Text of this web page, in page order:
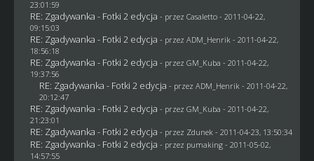
23:01:59
RE: Zgadywanka - Fotki 2 edycja - przez Casaletto- 2011-04-22,
09:15:03
RE: Zgadywanka - Fotki 2 edycja - przez ADM_Henrik - 2011-04-22,
18:56:18
RE: Zgadywanka - Fotki 2 edycja - przez GM_Kuba - 2011-04-22,
19:37:56
RE: Zgadywanka - Fotki 2 edycja - przez ADM_Henrik - 2011-04-22,
20:12:47
RE: Zgadywanka - Fotki 2 edycja - przez GM_Kuba - 2011-04-22,
21:23:01
RE: Zgadywanka - Fotki 2 edycja - przez Zdunek - 2011-04-23, 13:50:34
RE: Zgadywanka - Fotki 2 edycja - przez pumaking- 2011-05-02,
14:57:55